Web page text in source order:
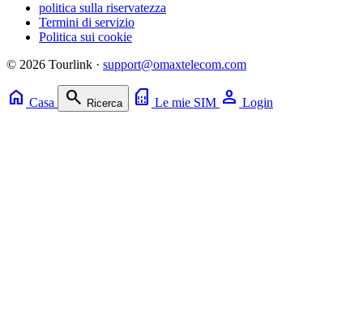
politica sulla riservatezza
Termini di servizio
Politica sui cookie
© 2026 Tourlink · support@omaxtelecom.com
home Casa search Ricerca sim_card Le mie SIM person Login